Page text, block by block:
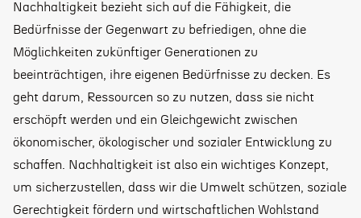
Nachhaltigkeit bezieht sich auf die Fähigkeit, die
Bedürfnisse der Gegenwart zu befriedigen, ohne die
Möglichkeiten zukünftiger Generationen zu
beeinträchtigen, ihre eigenen Bedürfnisse zu decken. Es
geht darum, Ressourcen so zu nutzen, dass sie nicht
erschöpft werden und ein Gleichgewicht zwischen
ökonomischer, ökologischer und sozialer Entwicklung zu
schaffen. Nachhaltigkeit ist also ein wichtiges Konzept,
um sicherzustellen, dass wir die Umwelt schützen, soziale
Gerechtigkeit fördern und wirtschaftlichen Wohlstand